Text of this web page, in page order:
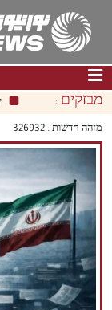
דף הבית|
חדשות
תרבות וחברה
כלכלה
פוליטיקה
מולטימדיה
| فارسي|
|עברית|
מבזקים :
מזהה חדשות : 326932